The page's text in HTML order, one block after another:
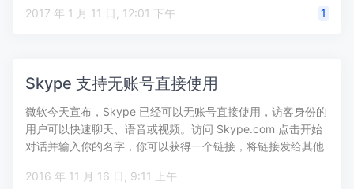
2017 年 1 月 11 日, 12:01 下午 1
Skype 支持无账号直接使用
微软今天宣布，Skype 已经可以无账号直接使用，访客身份的
用户可以快速聊天、语音或视频。访问 Skype.com 点击开始
对话并输入你的名字，你可以获得一个链接，将链接发给其他
2016 年 11 月 16 日, 9:11 上午